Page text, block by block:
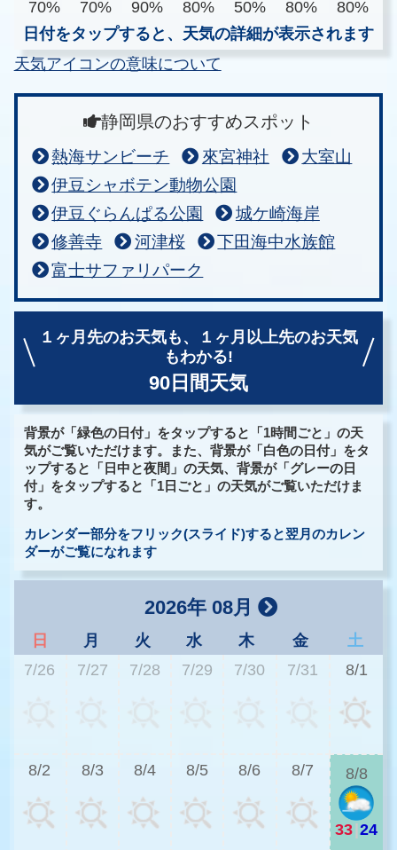
70%
70% 90% 80% 50% 80%
80%
日付をタップすると、天気の詳細が表示されます
天気アイコンの意味について
静岡県のおすすめスポット
熱海サンビーチ 來宮神社
大室山
伊豆シャボテン動物公園
伊豆ぐらんぱる公園
城ケ崎海岸
修善寺
河津桜
下田海中水族館
富士サファリパーク
１ヶ月先のお天気も、
１ヶ月以上先のお天気
もわかる!
90日間天気
背景が「緑色の日付」をタップすると「1時間ごと」の天
気がご覧いただけます。また、背景が「白色の日付」をタ
ップすると「日中と夜間」の天気、背景が「グレーの日
付」をタップすると「1日ごと」の天気がご覧いただけま
す。
カレンダー部分をフリック(スライド)すると翌月のカレン
ダーがご覧になれます
2026年 08月
日 月 火 水 木 金
土
7/26
7/27 7/28 7/29 7/30 7/31 8/1
8/2 8/3 8/4 8/5 8/6 8/7 8/8
33 24